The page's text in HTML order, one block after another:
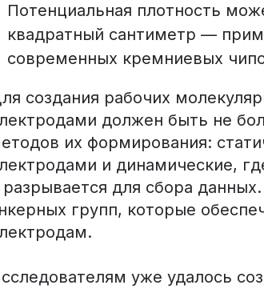
Потенциальная плотность
квадратный сантиметр —
современных кремниевых
создания рабочих
должен быть не
их формирования:
и динамические,
разрывается для сбора
групп, которые
уже удалось